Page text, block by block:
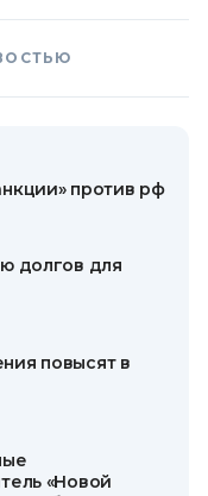
против рф
долгов для
повысят в
«Новой